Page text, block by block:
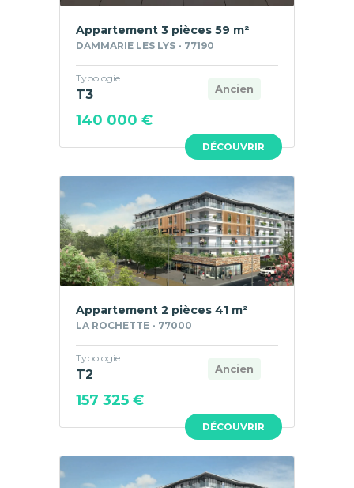
DÉCOUVRIR
Appartement 3 pièces 59 m²
DAMMARIE LES LYS - 77190
Ancien
Typologie
T3
140 000 €
DÉCOUVRIR
Appartement 2 pièces 41 m²
LA ROCHETTE - 77000
Ancien
Typologie
T2
157 325 €